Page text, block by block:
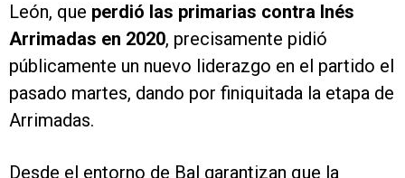
León, que perdió las primarias contra Inés
Arrimadas en 2020, precisamente pidió
públicamente un nuevo liderazgo en el partido el
pasado martes, dando por finiquitada la etapa de
Arrimadas.
Desde el entorno de Bal garantizan que la